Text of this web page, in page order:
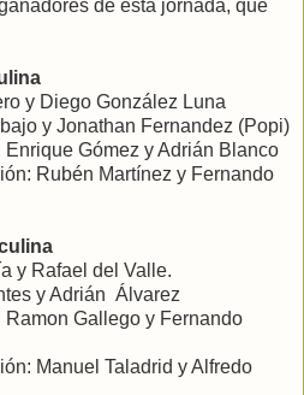
de esta jornada, que
y Diego González Luna
y Jonathan Fernandez (Popi)
Gómez y Adrián Blanco
Rubén Martínez y Fernando
y Rafael del Valle.
y Adrián Álvarez
Gallego y Fernando
Manuel Taladrid y Alfredo